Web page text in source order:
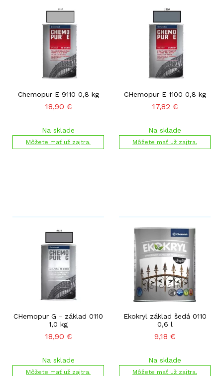
Chemopur E 9110 0,8 kg
18,90 €
Na sklade
Môžete mať už zajtra.
CHemopur E 1100 0,8 kg
17,82 €
Na sklade
Môžete mať už zajtra.
CHemopur G - základ 0110
1,0 kg
18,90 €
Na sklade
Môžete mať už zajtra.
Ekokryl základ šedá 0110
0,6 l
9,18 €
Na sklade
Môžete mať už zajtra.